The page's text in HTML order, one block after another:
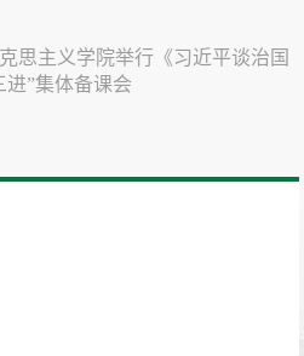
思主义学院举行《习近平谈治国
进”集体备课会